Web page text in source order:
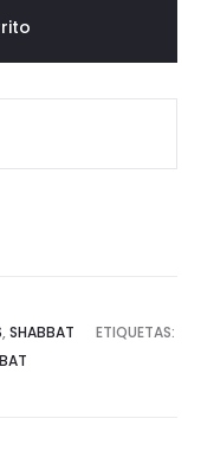
, SHABBAT
ETIQUETAS: